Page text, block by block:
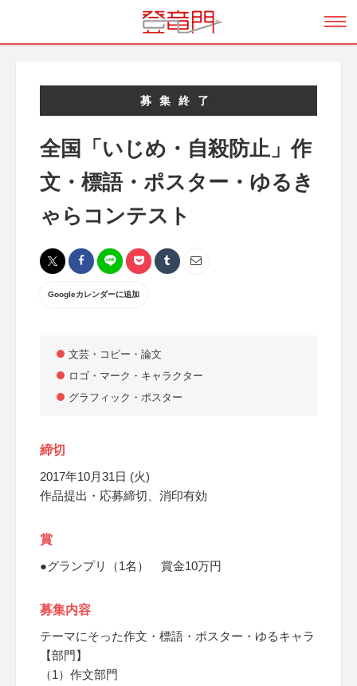
募集終了
全国「いじめ・自殺防止」作
文・標語・ポスター・ゆるき
ゃらコンテスト
Googleカレンダーに追加
文芸・コピー・論文
ロゴ・マーク・キャラクター
グラフィック・ポスター
締切
2017年10月31日 (火)
作品提出・応募締切、消印有効
賞
●グランプリ（1名） 賞金10万円
募集内容
テーマにそった作文・標語・ポスター・ゆるキャラ
【部門】
（1）作文部門